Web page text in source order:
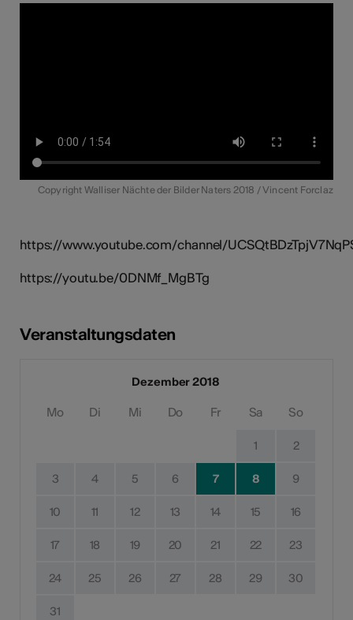
Copyright Walliser Nächte der Bilder Naters 2018 / Vincent Forclaz
https://www.youtube.com/channel/
https://youtu.be/0DNMf_MgBTg
Veranstaltungsdaten
Dezember 2018
Mo Di Mi Do Fr Sa So
1 2
3 4 5 6 7 8 9
10 11 12 13 14 15 16
17 18 19 20 21 22 23
24 25 26 27 28 29 30
31